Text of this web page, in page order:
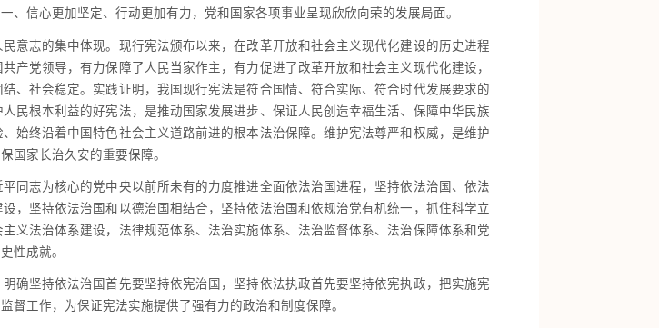
信心更加坚定、行动更加有力，党和国家各项事业呈现欣欣向荣的发展局面。
志的集中体现。现行宪法颁布以来，在改革开放和社会主义现代化建设的历史进程
产党领导，有力保障了人民当家作主，有力促进了改革开放和社会主义现代化建设，
、社会稳定。实践证明，我国现行宪法是符合国情、符合实际、符合时代发展要求的
民根本利益的好宪法，是推动国家发展进步、保证人民创造幸福生活、保障中华民族
始终沿着中国特色社会主义道路前进的根本法治保障。维护宪法尊严和权威，是维护
国家长治久安的重要保障。
志为核心的党中央以前所未有的力度推进全面依法治国进程，坚持依法治国、依法
，坚持依法治国和以德治国相结合，坚持依法治国和依规治党有机统一，抓住科学立
义法治体系建设，法律规范体系、法治实施体系、法治监督体系、法治保障体系和党
性成就。
坚持依法治国首先要坚持依宪治国，坚持依法执政首先要坚持依宪执政，把实施宪
督工作，为保证宪法实施提供了强有力的政治和制度保障。